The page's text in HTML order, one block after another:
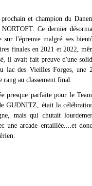
et champion du
Ce dernier
sur l'épreuve malgré ses
finales en 2021 et 2022,
il avait fait preuve d'une
lac des Vieilles Forges,
rang au classement final.
presque parfaite pour le
GUDNITZ, était la
mais qui chutait
une arcade entaillée....et